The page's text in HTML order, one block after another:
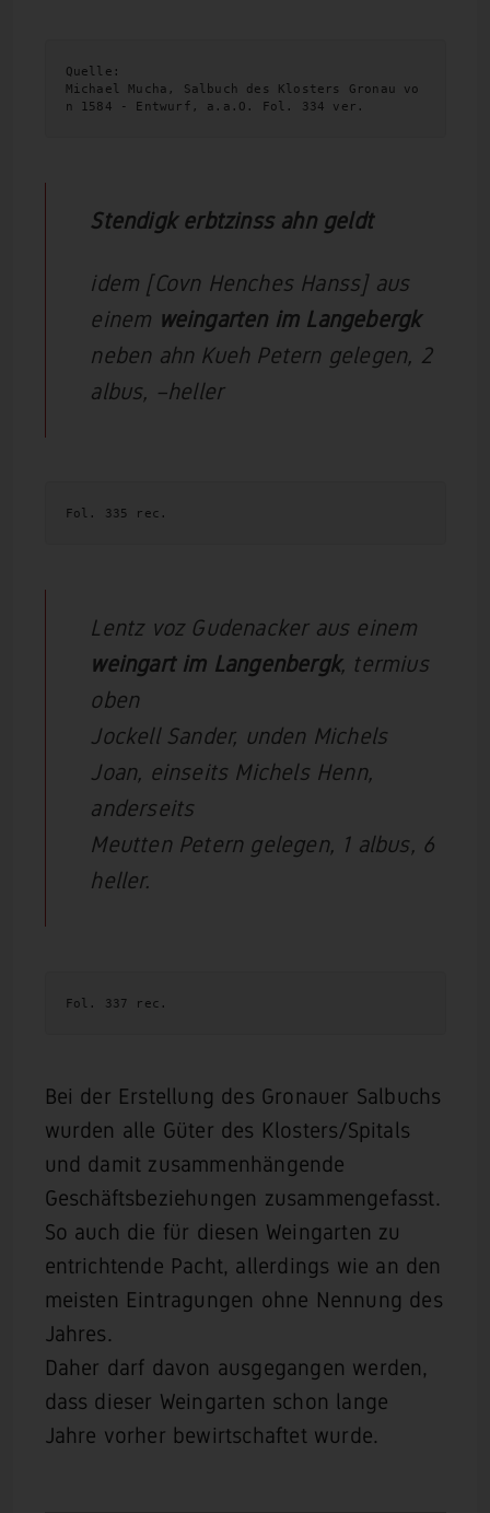
Quelle:
Michael Mucha, Salbuch des Klosters Gronau vo
n 1584 - Entwurf, a.a.O. Fol. 334 ver.
Stendigk erbtzinss ahn geldt
idem [Covn Henches Hanss] aus
einem weingarten im Langebergk
neben ahn Kueh Petern gelegen, 2
albus, –heller
Fol. 335 rec.
Lentz voz Gudenacker aus einem
weingart im Langenbergk, termius
oben
Jockell Sander, unden Michels
Joan, einseits Michels Henn,
anderseits
Meutten Petern gelegen, 1 albus, 6
heller.
Fol. 337 rec.
Bei der Erstellung des Gronauer Salbuchs
wurden alle Güter des Klosters/Spitals
und damit zusammenhängende
Geschäftsbeziehungen zusammengefasst.
So auch die für diesen Weingarten zu
entrichtende Pacht, allerdings wie an den
meisten Eintragungen ohne Nennung des
Jahres.
Daher darf davon ausgegangen werden,
dass dieser Weingarten schon lange
Jahre vorher bewirtschaftet wurde.